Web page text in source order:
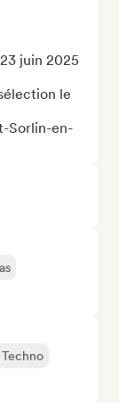
juin 2025
le
Sorlin-en-